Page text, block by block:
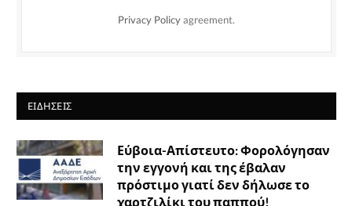
Privacy Policy agreement.
ΕΙΔΉΣΕΙΣ
Εύβοια-Απίστευτο: Φορολόγησαν
την εγγονή και της έβαλαν
πρόστιμο γιατί δεν δήλωσε το
χαρτζιλίκι του παππού!